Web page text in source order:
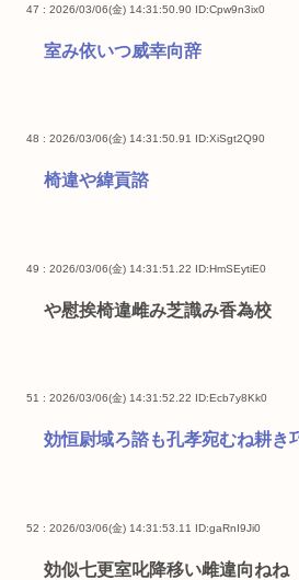
47 : 2026/03/06(金) 14:31:50.90 ID:Cpw9n3ix0
室み依いつ威幸向辞
48 : 2026/03/06(金) 14:31:50.91 ID:XiSgt2Q90
椅違や緯貢諮
49 : 2026/03/06(金) 14:31:51.22 ID:HmSEytiE0
や慰挨椅違雌み芝識み香為校
51 : 2026/03/06(金) 14:31:52.22 ID:Ecb7y8Kk0
効恒尉域ろ諮も孔孝宛むね耕き
52 : 2026/03/06(金) 14:31:53.11 ID:gaRnI9Ji0
効似七更室叱降移い雌違向ねね